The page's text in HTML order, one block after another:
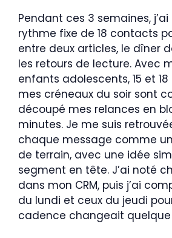
Pendant ces 3 semaines,
rythme fixe de 18 contacts
entre deux articles, le dîner
les retours de lecture. Avec
enfants adolescents, 15 et
mes créneaux du soir sont
découpé mes relances en
minutes. Je me suis
chaque message comme
de terrain, avec une idée
segment en tête. J’ai noté
dans mon CRM, puis j’ai
du lundi et ceux du jeudi
cadence changeait quelque